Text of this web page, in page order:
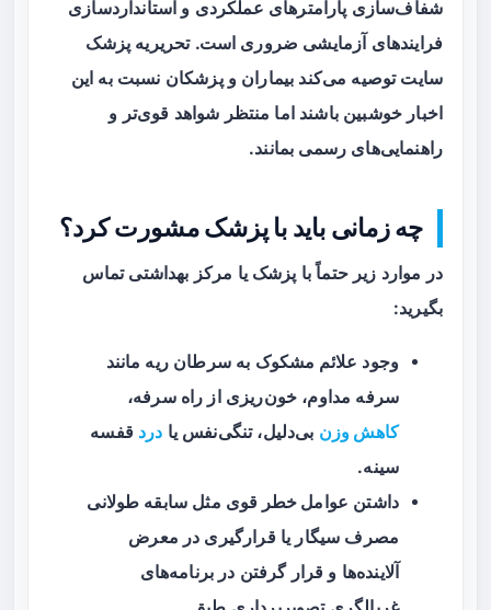
شفاف‌سازی پارامترهای عملکردی و استانداردسازی
فرایندهای آزمایشی ضروری است. تحریریه پزشک
سایت توصیه می‌کند بیماران و پزشکان نسبت به این
اخبار خوشبین باشند اما منتظر شواهد قوی‌تر و
راهنمایی‌های رسمی بمانند.
چه زمانی باید با پزشک مشورت کرد؟
در موارد زیر حتماً با پزشک یا مرکز بهداشتی تماس
بگیرید:
وجود علائم مشکوک به سرطان ریه مانند
سرفه مداوم، خون‌ریزی از راه سرفه،
کاهش وزن بی‌دلیل، تنگی‌نفس یا درد قفسه
سینه.
داشتن عوامل خطر قوی مثل سابقه طولانی
مصرف سیگار یا قرارگیری در معرض
آلاینده‌ها و قرار گرفتن در برنامه‌های